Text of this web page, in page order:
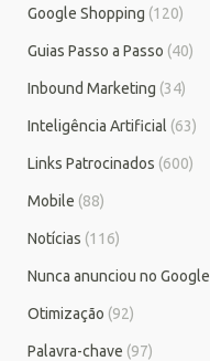
Google Shopping (120)
Guias Passo a Passo (40)
Inbound Marketing (34)
Inteligência Artificial (63)
Links Patrocinados (600)
Mobile (88)
Notícias (116)
Nunca anunciou no Google
Otimização (92)
Palavra-chave (97)